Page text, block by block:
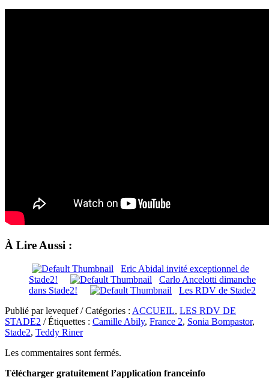
À Lire Aussi :
Eric Abidal invité exceptionnel de
Stade2!
Carlo Ancelotti dimanche
dans Stade2!
Les RDV de Stade2
Publié par levequef / Catégories : ACCUEIL, LES RDV DE
STADE2 / Étiquettes : Camille Abily, France 2, Sonia Bompastor,
Stade2, Teddy Riner
Les commentaires sont fermés.
Télécharger gratuitement l’application franceinfo